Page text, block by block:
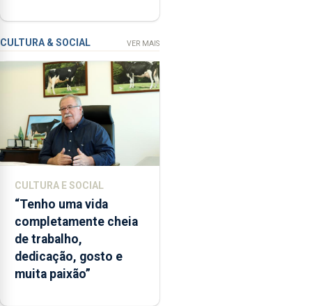
condições
de
ensino
instituição
CULTURA & SOCIAL VER MAIS
CULTURA E SOCIAL
“Tenho uma vida
completamente cheia
de trabalho,
dedicação, gosto e
muita paixão”